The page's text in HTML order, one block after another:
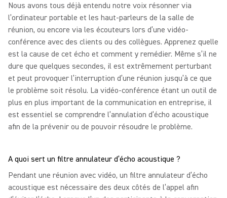
Nous avons tous déjà entendu notre voix résonner via
l’ordinateur portable et les haut-parleurs de la salle de
réunion, ou encore via les écouteurs lors d’une vidéo-
conférence avec des clients ou des collègues. Apprenez quelle
est la cause de cet écho et comment y remédier. Même s’il ne
dure que quelques secondes, il est extrêmement perturbant
et peut provoquer l’interruption d’une réunion jusqu’à ce que
le problème soit résolu. La vidéo-conférence étant un outil de
plus en plus important de la communication en entreprise, il
est essentiel se comprendre l’annulation d’écho acoustique
afin de la prévenir ou de pouvoir résoudre le problème.
A quoi sert un filtre annulateur d’écho acoustique ?
Pendant une réunion avec vidéo, un filtre annulateur d’écho
acoustique est nécessaire des deux côtés de l’appel afin